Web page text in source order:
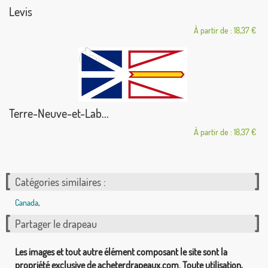
Levis
À partir de : 18,37 €
Terre-Neuve-et-Lab...
À partir de : 18,37 €
Catégories similaires :
Canada,
Partager le drapeau
Les images et tout autre élément composant le site sont la
propriété exclusive de acheterdrapeaux.com. Toute utilisation,